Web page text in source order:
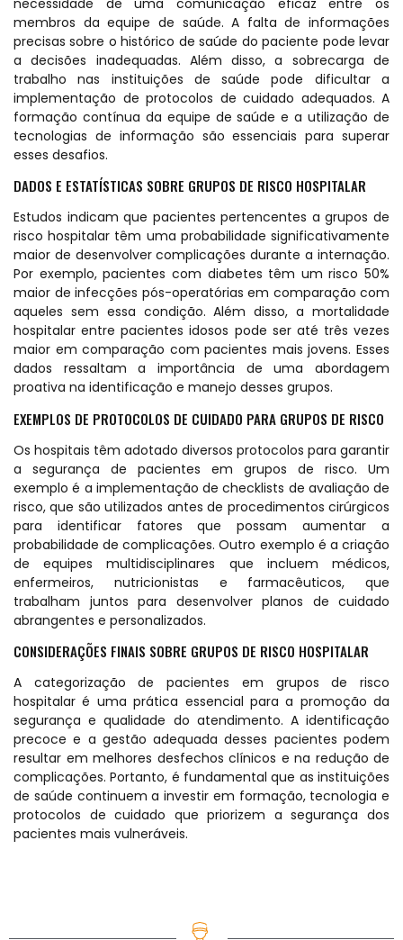
membros da equipe de saúde. A falta de informações
precisas sobre o histórico de saúde do paciente pode levar
a decisões inadequadas. Além disso, a sobrecarga de
trabalho nas instituições de saúde pode dificultar a
implementação de protocolos de cuidado adequados. A
formação contínua da equipe de saúde e a utilização de
tecnologias de informação são essenciais para superar
esses desafios.
DADOS E ESTATÍSTICAS SOBRE GRUPOS DE RISCO HOSPITALAR
Estudos indicam que pacientes pertencentes a grupos de
risco hospitalar têm uma probabilidade significativamente
maior de desenvolver complicações durante a internação.
Por exemplo, pacientes com diabetes têm um risco 50%
maior de infecções pós-operatórias em comparação com
aqueles sem essa condição. Além disso, a mortalidade
hospitalar entre pacientes idosos pode ser até três vezes
maior em comparação com pacientes mais jovens. Esses
dados ressaltam a importância de uma abordagem
proativa na identificação e manejo desses grupos.
EXEMPLOS DE PROTOCOLOS DE CUIDADO PARA GRUPOS DE RISCO
Os hospitais têm adotado diversos protocolos para garantir
a segurança de pacientes em grupos de risco. Um
exemplo é a implementação de checklists de avaliação de
risco, que são utilizados antes de procedimentos cirúrgicos
para identificar fatores que possam aumentar a
probabilidade de complicações. Outro exemplo é a criação
de equipes multidisciplinares que incluem médicos,
enfermeiros, nutricionistas e farmacêuticos, que
trabalham juntos para desenvolver planos de cuidado
abrangentes e personalizados.
CONSIDERAÇÕES FINAIS SOBRE GRUPOS DE RISCO HOSPITALAR
A categorização de pacientes em grupos de risco
hospitalar é uma prática essencial para a promoção da
segurança e qualidade do atendimento. A identificação
precoce e a gestão adequada desses pacientes podem
resultar em melhores desfechos clínicos e na redução de
complicações. Portanto, é fundamental que as instituições
de saúde continuem a investir em formação, tecnologia e
protocolos de cuidado que priorizem a segurança dos
pacientes mais vulneráveis.